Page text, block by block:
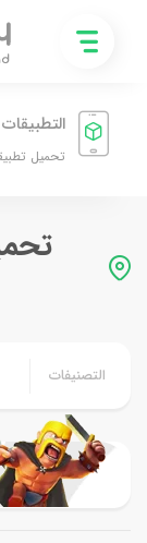
التطبيقات
تحميل
التصنيفات